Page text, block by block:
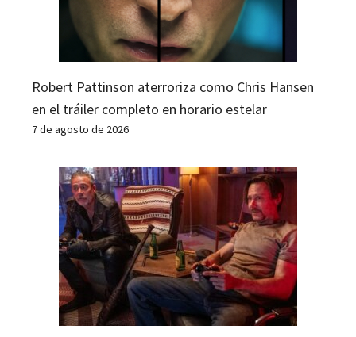
Robert Pattinson aterroriza como Chris Hansen
en el tráiler completo en horario estelar
7 de agosto de 2026